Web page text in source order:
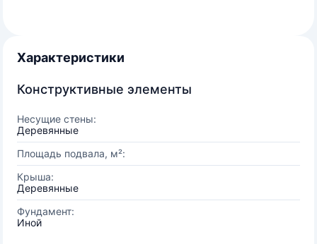
Характеристики
Конструктивные элементы
Несущие стены:
Деревянные
Площадь подвала, м²:
Крыша:
Деревянные
Фундамент:
Иной